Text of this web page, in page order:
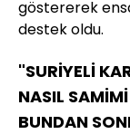
göstererek
destek oldu.
"SURİYELİ
NASIL
BUNDAN